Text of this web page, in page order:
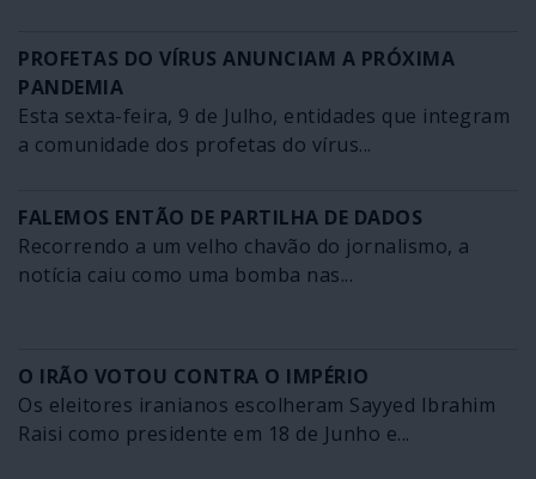
PROFETAS DO VÍRUS ANUNCIAM A PRÓXIMA
PANDEMIA
Esta sexta-feira, 9 de Julho, entidades que integram
a comunidade dos profetas do vírus...
FALEMOS ENTÃO DE PARTILHA DE DADOS
Recorrendo a um velho chavão do jornalismo, a
notícia caiu como uma bomba nas...
O IRÃO VOTOU CONTRA O IMPÉRIO
Os eleitores iranianos escolheram Sayyed Ibrahim
Raisi como presidente em 18 de Junho e...